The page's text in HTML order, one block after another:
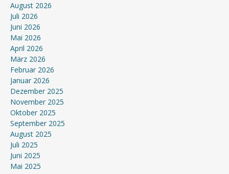
August 2026
Juli 2026
Juni 2026
Mai 2026
April 2026
März 2026
Februar 2026
Januar 2026
Dezember 2025
November 2025
Oktober 2025
September 2025
August 2025
Juli 2025
Juni 2025
Mai 2025